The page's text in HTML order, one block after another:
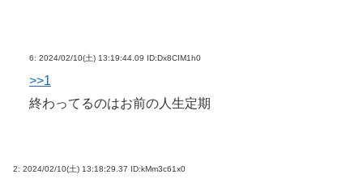
6: 2024/02/10(土) 13:19:44.09 ID:Dx8CIM1h0
>>1
終わってるのはお前の人生定期
2: 2024/02/10(土) 13:18:29.37 ID:kMm3c61x0